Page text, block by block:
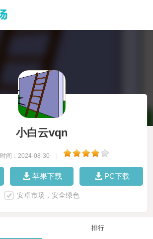
小白云vqn
时间：2024-08-30
苹果下载 PC下载
安卓市场，安全绿色
排行